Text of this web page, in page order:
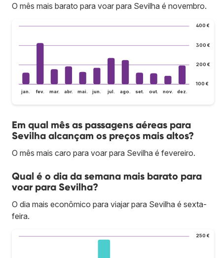
O mês mais barato para voar para Sevilha é novembro.
100 €
200 €
300 €
400 €
jan. fev. mar. abr. mai. jun. jul. ago. set. out. nov. dez.
Em qual mês as passagens aéreas para
Sevilha alcançam os preços mais altos?
O mês mais caro para voar para Sevilha é fevereiro.
Qual é o dia da semana mais barato para
voar para Sevilha?
O dia mais econômico para viajar para Sevilha é sexta-
feira.
250 €